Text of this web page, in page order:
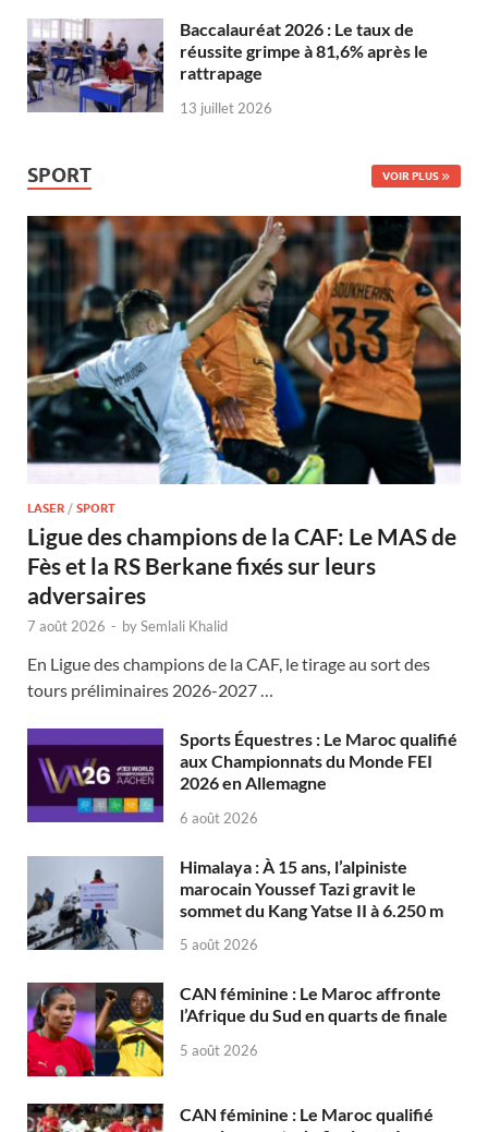
Baccalauréat 2026 : Le taux de
réussite grimpe à 81,6% après le
rattrapage
13 juillet 2026
SPORT VOIR PLUS
LASER / SPORT
Ligue des champions de la CAF: Le MAS de
Fès et la RS Berkane fixés sur leurs
adversaires
7 août 2026 - bySemlali Khalid
En Ligue des champions de la CAF, le tirage au sort des
tours préliminaires 2026-2027 …
Sports Équestres : Le Maroc qualifié
aux Championnats du Monde FEI
2026 en Allemagne
6 août 2026
Himalaya : À 15 ans, l’alpiniste
marocain Youssef Tazi gravit le
sommet du Kang Yatse II à 6.250 m
5 août 2026
CAN féminine : Le Maroc affronte
l’Afrique du Sud en quarts de finale
5 août 2026
CAN féminine : Le Maroc qualifié